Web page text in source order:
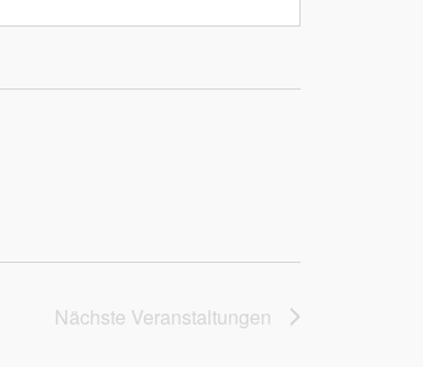
Nächste Veranstaltungen